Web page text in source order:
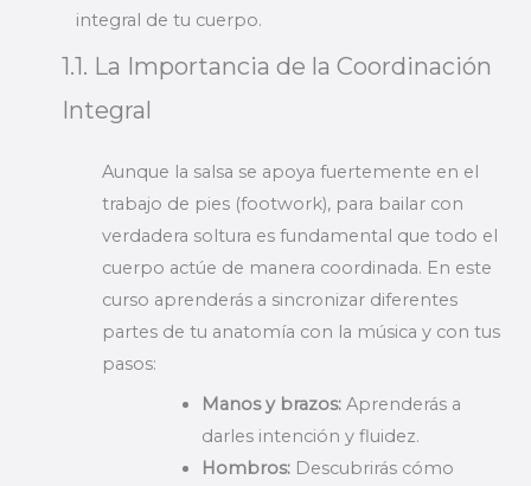
integral de tu cuerpo.
1.1. La Importancia de la Coordinación
Integral
Aunque la salsa se apoya fuertemente en el
trabajo de pies (footwork), para bailar con
verdadera soltura es fundamental que todo el
cuerpo actúe de manera coordinada. En este
curso aprenderás a sincronizar diferentes
partes de tu anatomía con la música y con tus
pasos:
Manos y brazos:Aprenderás a
darles intención y fluidez.
Hombros:Descubrirás cómo